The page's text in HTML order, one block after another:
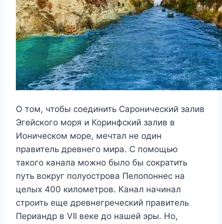
О том, чтобы соединить Саронический залив
Эгейского моря и Коринфский залив в
Ионическом море, мечтал не один
правитель древнего мира. С помощью
такого канала можно было бы сократить
путь вокруг полуострова Пелопоннес на
целых 400 километров. Канал начинал
строить еще древнегреческий правитель
Периандр в VII веке до нашей эры. Но,